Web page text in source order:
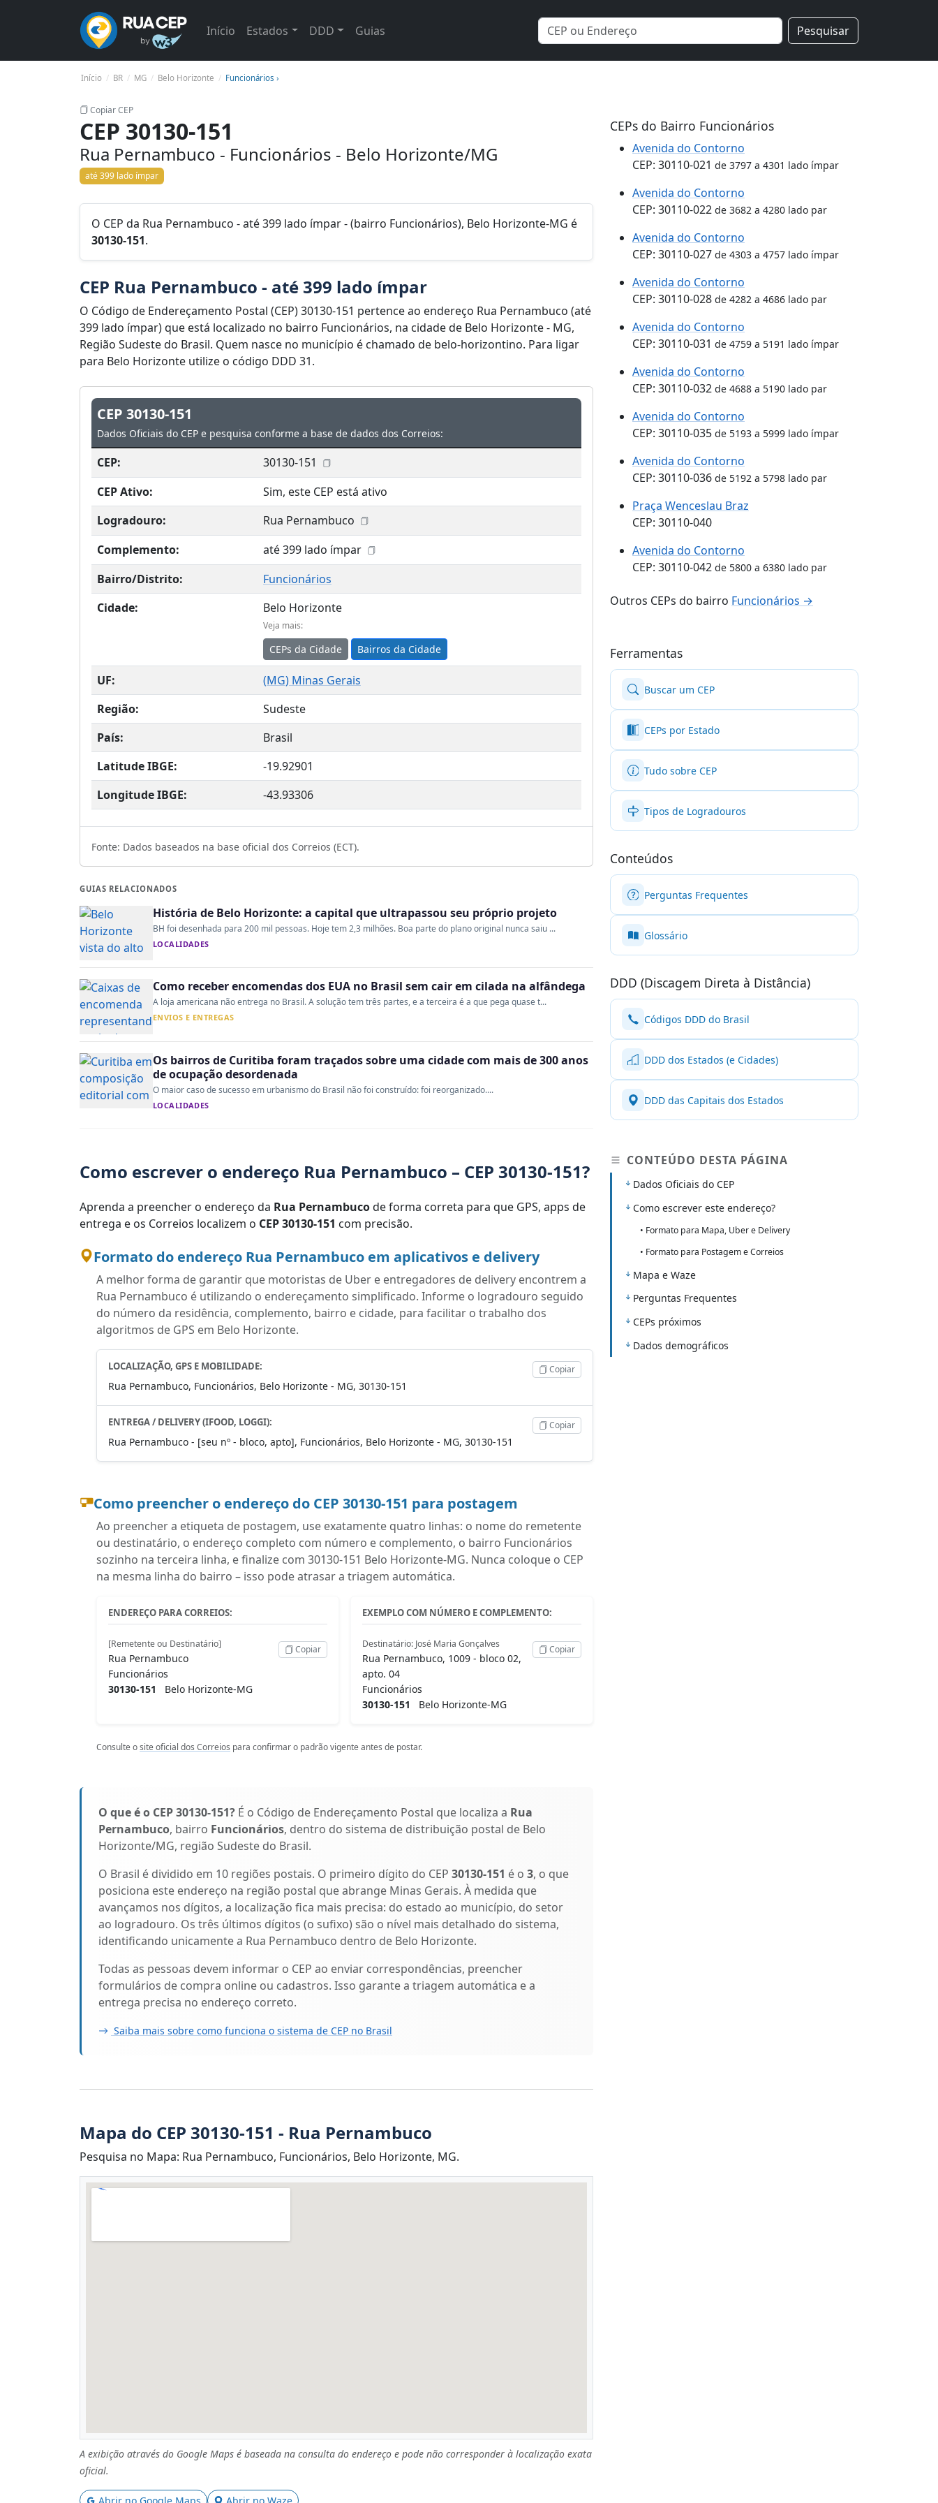
Início Estados DDD Guias Pesquisar
Início BR MG Belo Horizonte Funcionários ›
Copiar CEP
CEP 30130-151
Rua Pernambuco - Funcionários - Belo Horizonte/MG
até 399 lado ímpar
O CEP da Rua Pernambuco - até 399 lado ímpar - (bairro Funcionários), Belo Horizonte-MG é
30130-151.
CEP Rua Pernambuco - até 399 lado ímpar
O Código de Endereçamento Postal (CEP) 30130-151 pertence ao endereço Rua Pernambuco (até
399 lado ímpar) que está localizado no bairro Funcionários, na cidade de Belo Horizonte - MG,
Região Sudeste do Brasil. Quem nasce no município é chamado de belo-horizontino. Para ligar
para Belo Horizonte utilize o código DDD 31.
CEP 30130-151
Dados Oficiais do CEP e pesquisa conforme a base de dados dos Correios:
CEP:
30130-151
CEP Ativo:
Sim, este CEP está ativo
Logradouro:
Rua Pernambuco
Complemento:
até 399 lado ímpar
Bairro/Distrito:
Funcionários
Cidade:
Belo Horizonte
Veja mais:
CEPs da Cidade Bairros da Cidade
UF: (MG) Minas Gerais
Região:
Sudeste
País:
Brasil
Latitude IBGE:
-19.92901
Longitude IBGE:
-43.93306
Fonte: Dados baseados na base oficial dos Correios (ECT).
GUIAS RELACIONADOS
História de Belo Horizonte: a capital que ultrapassou seu próprio projeto
BH foi desenhada para 200 mil pessoas. Hoje tem 2,3 milhões. Boa parte do plano original nunca saiu ...
LOCALIDADES
Como receber encomendas dos EUA no Brasil sem cair em cilada na alfândega
A loja americana não entrega no Brasil. A solução tem três partes, e a terceira é a que pega quase t...
ENVIOS E ENTREGAS
Os bairros de Curitiba foram traçados sobre uma cidade com mais de 300 anos
de ocupação desordenada
O maior caso de sucesso em urbanismo do Brasil não foi construído: foi reorganizado....
LOCALIDADES
Como escrever o endereço Rua Pernambuco – CEP 30130-151?
Aprenda a preencher o endereço da Rua Pernambucode forma correta para que GPS, apps de
entrega e os Correios localizem o CEP 30130-151 com precisão.
Formato do endereço Rua Pernambuco em aplicativos e delivery
A melhor forma de garantir que motoristas de Uber e entregadores de delivery encontrem a
Rua Pernambuco é utilizando o endereçamento simplificado. Informe o logradouro seguido
do número da residência, complemento, bairro e cidade, para facilitar o trabalho dos
algoritmos de GPS em Belo Horizonte.
LOCALIZAÇÃO, GPS E MOBILIDADE:
Rua Pernambuco, Funcionários, Belo Horizonte - MG, 30130-151
Copiar
ENTREGA / DELIVERY (IFOOD, LOGGI):
Rua Pernambuco - [seu nº - bloco, apto], Funcionários, Belo Horizonte - MG, 30130-151
Copiar
Como preencher o endereço do CEP 30130-151 para postagem
Ao preencher a etiqueta de postagem, use exatamente quatro linhas: o nome do remetente
ou destinatário, o endereço completo com número e complemento, o bairro Funcionários
sozinho na terceira linha, e finalize com 30130-151 Belo Horizonte-MG. Nunca coloque o CEP
na mesma linha do bairro – isso pode atrasar a triagem automática.
ENDEREÇO PARA CORREIOS:
[Remetente ou Destinatário]
Rua Pernambuco
Funcionários
30130-151
Belo Horizonte-MG
Copiar
EXEMPLO COM NÚMERO E COMPLEMENTO:
Destinatário: José Maria Gonçalves
Rua Pernambuco, 1009 - bloco 02,
apto. 04
Funcionários
30130-151
Belo Horizonte-MG
Copiar
Consulte osite oficial dos Correios para confirmar o padrão vigente antes de postar.
O que é o CEP 30130-151? É o Código de Endereçamento Postal que localiza a Rua
Pernambuco, bairro Funcionários, dentro do sistema de distribuição postal de Belo
Horizonte/MG, região Sudeste do Brasil.
O Brasil é dividido em 10 regiões postais. O primeiro dígito do CEP 30130-151 é o 3, o que
posiciona este endereço na região postal que abrange Minas Gerais. À medida que
avançamos nos dígitos, a localização fica mais precisa: do estado ao município, do setor
ao logradouro. Os três últimos dígitos (o sufixo) são o nível mais detalhado do sistema,
identificando unicamente a Rua Pernambuco dentro de Belo Horizonte.
Todas as pessoas devem informar o CEP ao enviar correspondências, preencher
formulários de compra online ou cadastros. Isso garante a triagem automática e a
entrega precisa no endereço correto.
Saiba mais sobre como funciona o sistema de CEP no Brasil
Mapa do CEP 30130-151 - Rua Pernambuco
Pesquisa no Mapa: Rua Pernambuco, Funcionários, Belo Horizonte, MG.
A exibição através do Google Maps é baseada na consulta do endereço e pode não corresponder à localização exata
oficial.
CEPs do Bairro Funcionários
Avenida do Contorno
CEP: 30110-021 de 3797 a 4301 lado ímpar
Avenida do Contorno
CEP: 30110-022 de 3682 a 4280 lado par
Avenida do Contorno
CEP: 30110-027 de 4303 a 4757 lado ímpar
Avenida do Contorno
CEP: 30110-028 de 4282 a 4686 lado par
Avenida do Contorno
CEP: 30110-031 de 4759 a 5191 lado ímpar
Avenida do Contorno
CEP: 30110-032 de 4688 a 5190 lado par
Avenida do Contorno
CEP: 30110-035 de 5193 a 5999 lado ímpar
Avenida do Contorno
CEP: 30110-036 de 5192 a 5798 lado par
Praça Wenceslau Braz
CEP: 30110-040
Avenida do Contorno
CEP: 30110-042 de 5800 a 6380 lado par
Outros CEPs do bairro Funcionários →
Ferramentas
Buscar um CEP
CEPs por Estado
Tudo sobre CEP
Tipos de Logradouros
Conteúdos
Perguntas Frequentes
Glossário
DDD (Discagem Direta à Distância)
Códigos DDD do Brasil
DDD dos Estados (e Cidades)
DDD das Capitais dos Estados
CONTEÚDO DESTA PÁGINA
Dados Oficiais do CEP
Como escrever este endereço?
• Formato para Mapa, Uber e Delivery
• Formato para Postagem e Correios
Mapa e Waze
Perguntas Frequentes
CEPs próximos
Dados demográficos